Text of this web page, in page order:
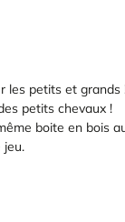
petits et
petits chevaux !
boite en bois
jeu.